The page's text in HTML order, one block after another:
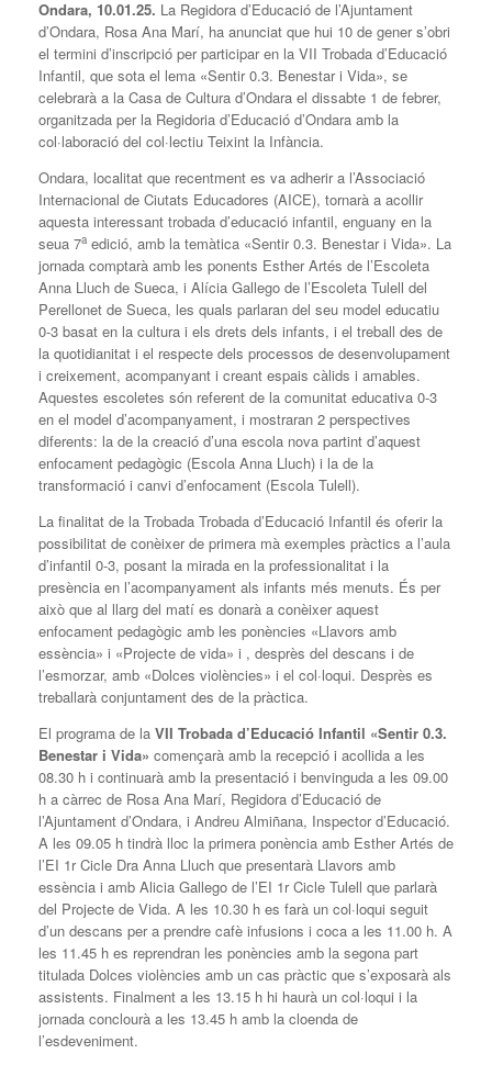
Ondara, 10.01.25. La Regidora d’Educació de l’Ajuntament
d’Ondara, Rosa Ana Marí, ha anunciat que hui 10 de gener s’obri
el termini d’inscripció per participar en la VII Trobada d’Educació
Infantil, que sota el lema «Sentir 0.3. Benestar i Vida», se
celebrarà a la Casa de Cultura d’Ondara el dissabte 1 de febrer,
organitzada per la Regidoria d’Educació d’Ondara amb la
col·laboració del col·lectiu Teixint la Infància.
Ondara, localitat que recentment es va adherir a l’Associació
Internacional de Ciutats Educadores (AICE), tornarà a acollir
aquesta interessant trobada d’educació infantil, enguany en la
seua 7a edició, amb la temàtica «Sentir 0.3. Benestar i Vida». La
jornada comptarà amb les ponents Esther Artés de l’Escoleta
Anna Lluch de Sueca, i Alícia Gallego de l’Escoleta Tulell del
Perellonet de Sueca, les quals parlaran del seu model educatiu
0-3 basat en la cultura i els drets dels infants, i el treball des de
la quotidianitat i el respecte dels processos de desenvolupament
i creixement, acompanyant i creant espais càlids i amables.
Aquestes escoletes són referent de la comunitat educativa 0-3
en el model d’acompanyament, i mostraran 2 perspectives
diferents: la de la creació d’una escola nova partint d’aquest
enfocament pedagògic (Escola Anna Lluch) i la de la
transformació i canvi d’enfocament (Escola Tulell).
La finalitat de la Trobada Trobada d’Educació Infantil és oferir la
possibilitat de conèixer de primera mà exemples pràctics a l’aula
d’infantil 0-3, posant la mirada en la professionalitat i la
presència en l’acompanyament als infants més menuts. És per
això que al llarg del matí es donarà a conèixer aquest
enfocament pedagògic amb les ponències «Llavors amb
essència» i «Projecte de vida» i , desprès del descans i de
l’esmorzar, amb «Dolces violències» i el col·loqui. Desprès es
treballarà conjuntament des de la pràctica.
El programa de la VII Trobada d’Educació Infantil «Sentir 0.3.
Benestar i Vida» començarà amb la recepció i acollida a les
08.30 h i continuarà amb la presentació i benvinguda a les 09.00
h a càrrec de Rosa Ana Marí, Regidora d’Educació de
l’Ajuntament d’Ondara, i Andreu Almiñana, Inspector d’Educació.
A les 09.05 h tindrà lloc la primera ponència amb Esther Artés de
l’EI 1r Cicle Dra Anna Lluch que presentarà Llavors amb
essència i amb Alicia Gallego de l’EI 1r Cicle Tulell que parlarà
del Projecte de Vida. A les 10.30 h es farà un col·loqui seguit
d’un descans per a prendre cafè infusions i coca a les 11.00 h. A
les 11.45 h es reprendran les ponències amb la segona part
titulada Dolces violències amb un cas pràctic que s’exposarà als
assistents. Finalment a les 13.15 h hi haurà un col·loqui i la
jornada conclourà a les 13.45 h amb la cloenda de
l’esdeveniment.